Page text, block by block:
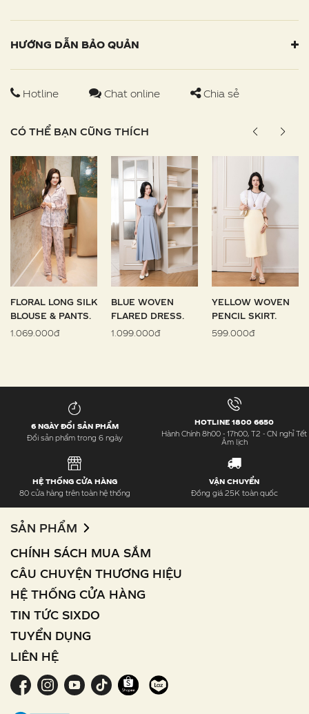
HƯỚNG DẪN BẢO QUẢN
Hotline Chat online Chia sẻ
CÓ THỂ BẠN CŨNG THÍCH
FLORAL LONG SILK
BLOUSE & PANTS.
1.069.000đ
BLUE WOVEN
FLARED DRESS.
1.099.000đ
YELLOW WOVEN
PENCIL SKIRT.
599.000đ
6 NGÀY ĐỔI SẢN PHẨM
Đổi sản phẩm trong 6 ngày
HOTLINE 1800 6650
Hành Chính 8h00 - 17h00, T2 - CN nghỉ Tết
Âm lịch
HỆ THỐNG CỬA HÀNG
80 cửa hàng trên toàn hệ thống
VẬN CHUYỂN
Đồng giá 25K toàn quốc
SẢN PHẨM
CHÍNH SÁCH MUA SẮM
CÂU CHUYỆN THƯƠNG HIỆU
HỆ THỐNG CỬA HÀNG
TIN TỨC SIXDO
TUYỂN DỤNG
LIÊN HỆ